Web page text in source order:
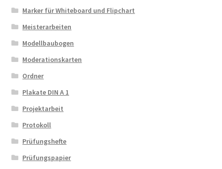
Marker für Whiteboard und Flipchart
Meisterarbeiten
Modellbaubogen
Moderationskarten
Ordner
Plakate DIN A 1
Projektarbeit
Protokoll
Prüfungshefte
Prüfungspapier